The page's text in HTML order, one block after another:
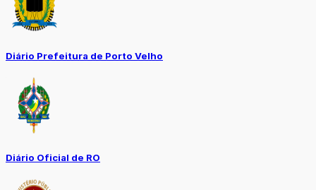
Diário Prefeitura de Porto Velho
Diário Oficial de RO